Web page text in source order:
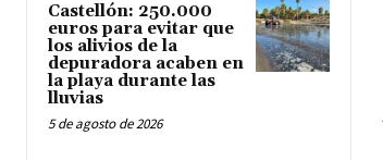
Castellón: 250.000
euros para evitar que
los alivios de la
depuradora acaben en
la playa durante las
lluvias
5 de agosto de 2026